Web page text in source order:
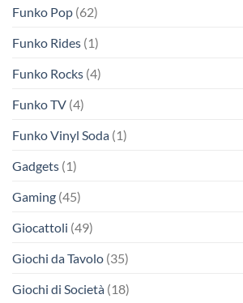
Funko Pop (62)
Funko Rides (1)
Funko Rocks (4)
Funko TV (4)
Funko Vinyl Soda (1)
Gadgets (1)
Gaming (45)
Giocattoli (49)
Giochi da Tavolo (35)
Giochi di Società (18)